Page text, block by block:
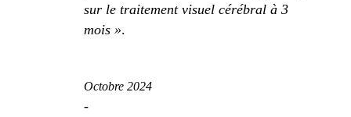
sur le traitement visuel cérébral à 3
mois ».
Octobre 2024
-